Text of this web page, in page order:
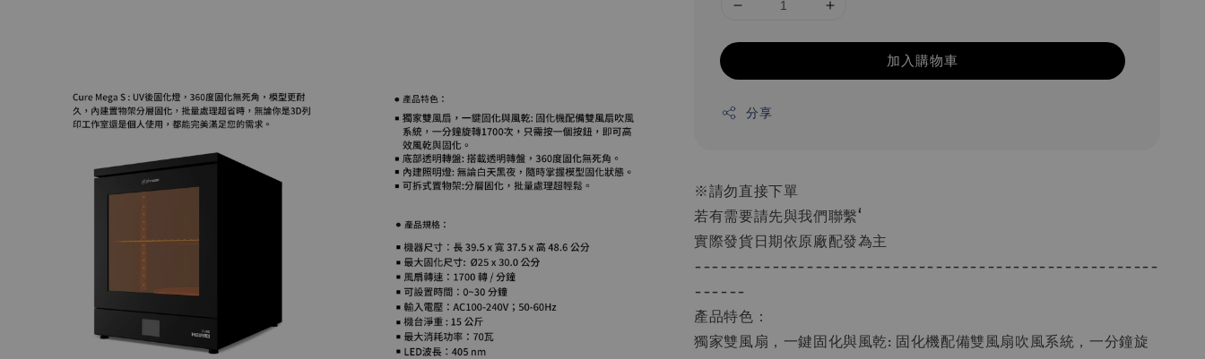
加入購物車
分享
※請勿直接下單
若有需要請先與我們聯繫‘
實際發貨日期依原廠配發為主
------------------------------------------------------
------
產品特色：
獨家雙風扇，一鍵固化與風乾: 固化機配備雙風扇吹風系統，一分鐘旋